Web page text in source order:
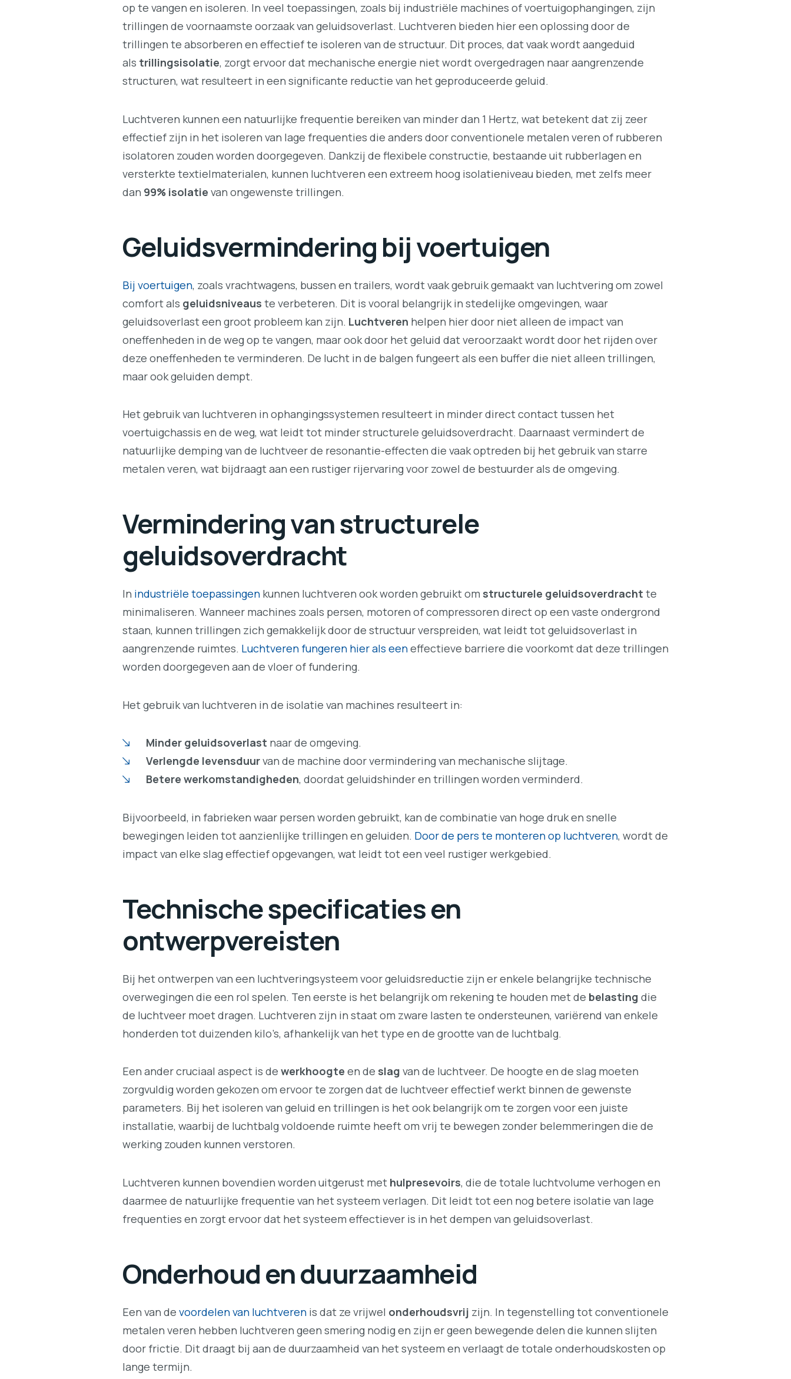
op te vangen en isoleren. In veel toepassingen, zoals bij industriële machines of voertuigophangingen, zijn
trillingen de voornaamste oorzaak van geluidsoverlast. Luchtveren bieden hier een oplossing door de
trillingen te absorberen en effectief te isoleren van de structuur. Dit proces, dat vaak wordt aangeduid
als trillingsisolatie, zorgt ervoor dat mechanische energie niet wordt overgedragen naar aangrenzende
structuren, wat resulteert in een significante reductie van het geproduceerde geluid.
Luchtveren kunnen een natuurlijke frequentie bereiken van minder dan 1 Hertz, wat betekent dat zij zeer
effectief zijn in het isoleren van lage frequenties die anders door conventionele metalen veren of rubberen
isolatoren zouden worden doorgegeven. Dankzij de flexibele constructie, bestaande uit rubberlagen en
versterkte textielmaterialen, kunnen luchtveren een extreem hoog isolatieniveau bieden, met zelfs meer
dan 99% isolatie van ongewenste trillingen.
Geluidsvermindering bij voertuigen
Bij voertuigen, zoals vrachtwagens, bussen en trailers, wordt vaak gebruik gemaakt van luchtvering om zowel
comfort als geluidsniveaus te verbeteren. Dit is vooral belangrijk in stedelijke omgevingen, waar
geluidsoverlast een groot probleem kan zijn. Luchtveren helpen hier door niet alleen de impact van
oneffenheden in de weg op te vangen, maar ook door het geluid dat veroorzaakt wordt door het rijden over
deze oneffenheden te verminderen. De lucht in de balgen fungeert als een buffer die niet alleen trillingen,
maar ook geluiden dempt.
Het gebruik van luchtveren in ophangingssystemen resulteert in minder direct contact tussen het
voertuigchassis en de weg, wat leidt tot minder structurele geluidsoverdracht. Daarnaast vermindert de
natuurlijke demping van de luchtveer de resonantie-effecten die vaak optreden bij het gebruik van starre
metalen veren, wat bijdraagt aan een rustiger rijervaring voor zowel de bestuurder als de omgeving.
Vermindering van structurele
geluidsoverdracht
In industriële toepassingen kunnen luchtveren ook worden gebruikt om structurele geluidsoverdracht te
minimaliseren. Wanneer machines zoals persen, motoren of compressoren direct op een vaste ondergrond
staan, kunnen trillingen zich gemakkelijk door de structuur verspreiden, wat leidt tot geluidsoverlast in
aangrenzende ruimtes. Luchtveren fungeren hier als eeneffectieve barriere die voorkomt dat deze trillingen
worden doorgegeven aan de vloer of fundering.
Het gebruik van luchtveren in de isolatie van machines resulteert in:
Minder geluidsoverlast naar de omgeving.
Verlengde levensduurvan de machine door vermindering van mechanische slijtage.
Betere werkomstandigheden, doordat geluidshinder en trillingen worden verminderd.
Bijvoorbeeld, in fabrieken waar persen worden gebruikt, kan de combinatie van hoge druk en snelle
bewegingen leiden tot aanzienlijke trillingen en geluiden. Door de pers te monteren op luchtveren, wordt de
impact van elke slag effectief opgevangen, wat leidt tot een veel rustiger werkgebied.
Technische specificaties en
ontwerpvereisten
Bij het ontwerpen van een luchtveringsysteem voor geluidsreductie zijn er enkele belangrijke technische
overwegingen die een rol spelen. Ten eerste is het belangrijk om rekening te houden met de belasting die
de luchtveer moet dragen. Luchtveren zijn in staat om zware lasten te ondersteunen, variërend van enkele
honderden tot duizenden kilo’s, afhankelijk van het type en de grootte van de luchtbalg.
Een ander cruciaal aspect is de werkhoogte en de slag van de luchtveer. De hoogte en de slag moeten
zorgvuldig worden gekozen om ervoor te zorgen dat de luchtveer effectief werkt binnen de gewenste
parameters. Bij het isoleren van geluid en trillingen is het ook belangrijk om te zorgen voor een juiste
installatie, waarbij de luchtbalg voldoende ruimte heeft om vrij te bewegen zonder belemmeringen die de
werking zouden kunnen verstoren.
Luchtveren kunnen bovendien worden uitgerust met hulpresevoirs, die de totale luchtvolume verhogen en
daarmee de natuurlijke frequentie van het systeem verlagen. Dit leidt tot een nog betere isolatie van lage
frequenties en zorgt ervoor dat het systeem effectiever is in het dempen van geluidsoverlast.
Onderhoud en duurzaamheid
Een van de voordelen van luchtveren is dat ze vrijwel onderhoudsvrij zijn. In tegenstelling tot conventionele
metalen veren hebben luchtveren geen smering nodig en zijn er geen bewegende delen die kunnen slijten
door frictie. Dit draagt bij aan de duurzaamheid van het systeem en verlaagt de totale onderhoudskosten op
lange termijn.